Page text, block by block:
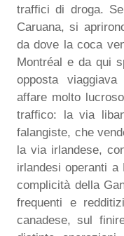
traffici di droga.
Caruana, si
da dove la coca
Montréal e da qui
opposta
affare molto
traffico: la via
falangiste, che
la via irlandese,
irlandesi operanti
complicità della
frequenti e
canadese, sul